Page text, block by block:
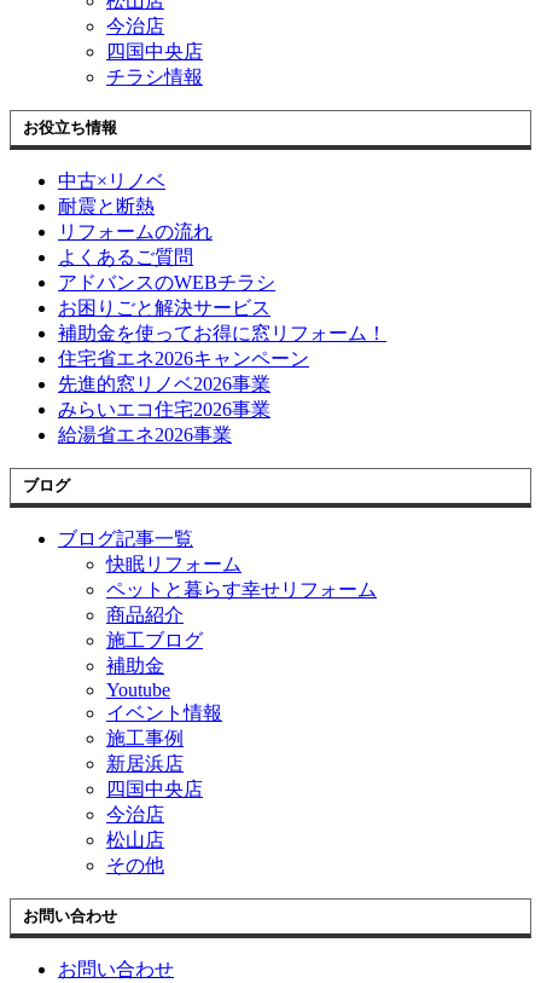
今治店
四国中央店
チラシ情報
お役立ち情報
中古×リノベ
耐震と断熱
リフォームの流れ
よくあるご質問
アドバンスのWEBチラシ
お困りごと解決サービス
補助金を使ってお得に窓リフォーム！
住宅省エネ2026キャンペーン
先進的窓リノベ2026事業
みらいエコ住宅2026事業
給湯省エネ2026事業
ブログ
ブログ記事一覧
快眠リフォーム
ペットと暮らす幸せリフォーム
商品紹介
施工ブログ
補助金
Youtube
イベント情報
施工事例
新居浜店
四国中央店
今治店
松山店
その他
お問い合わせ
お問い合わせ